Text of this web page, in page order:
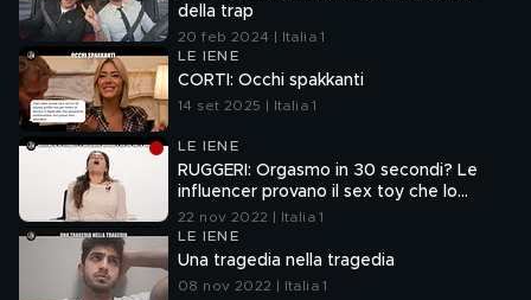
della trap
20 feb 2024 | Italia 1
LE IENE
CORTI: Occhi spakkanti
14 set 2025 | Italia 1
LE IENE
RUGGERI: Orgasmo in 30 secondi? Le
influencer provano il sex toy che lo
promette
22 nov 2022 | Italia 1
LE IENE
Una tragedia nella tragedia
08 nov 2022 | Italia 1